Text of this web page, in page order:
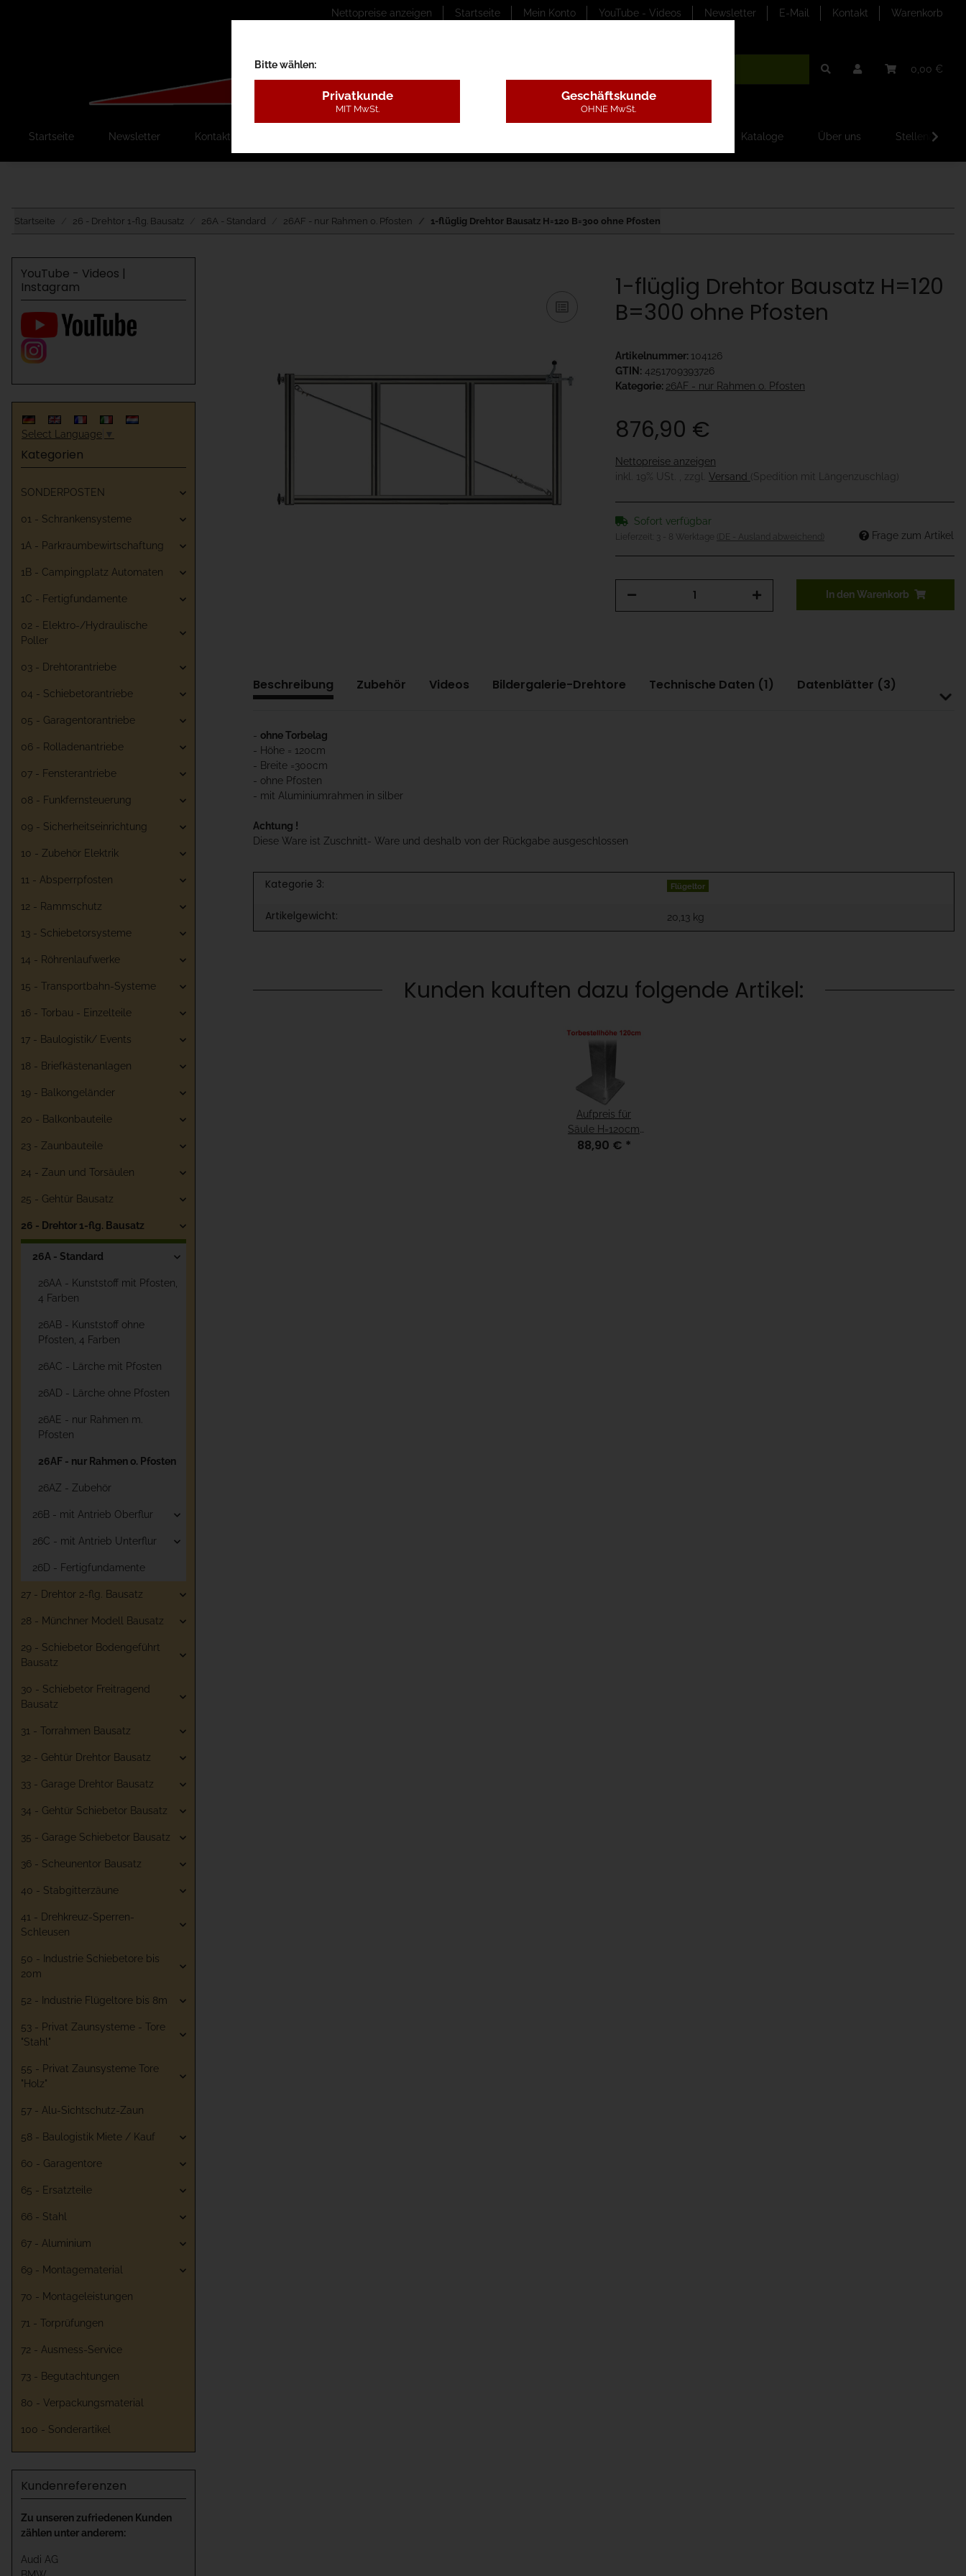
Nettopreise anzeigen Startseite Mein Konto YouTube - Videos Newsletter E-Mail Kontakt Warenkorb
0,00 €
Startseite Newsletter Kontakt Kataloge Über uns
Startseite 26 - Drehtor 1-flg. Bausatz 26A - Standard 26AF - nur Rahmen o. Pfosten 1-flüglig Drehtor Bausatz H=120 B=300 ohne Pfosten
1-flüglig Drehtor Bausatz H=120
B=300 ohne Pfosten
Artikelnummer: 104126
GTIN: 4251709393726
Kategorie: 26AF - nur Rahmen o. Pfosten
876,90 €
Nettopreise anzeigen
inkl. 19% USt. , zzgl. Versand (Spedition mit Längenzuschlag)
Sofort verfügbar
Lieferzeit: 3 - 8 Werktage (DE - Ausland abweichend) Frage zum Artikel
In den Warenkorb
Beschreibung Zubehör Videos Bildergalerie-Drehtore Technische Daten (1) Datenblätter (3)
- ohne Torbelag
- Höhe = 120cm
- Breite =300cm
- ohne Pfosten
- mit Aluminiumrahmen in silber
Achtung !
Diese Ware ist Zuschnitt- Ware und deshalb von der Rückgabe ausgeschlossen
Kategorie 3: Flügeltor
Artikelgewicht: 20,13 kg
Kunden kauften dazu folgende Artikel:
Aufpreis für
Säule H=120cm
zum
88,90 € *
YouTube - Videos |
Instagram
Select Language ▼
Kategorien
SONDERPOSTEN
01 - Schrankensysteme
1A - Parkraumbewirtschaftung
1B - Campingplatz Automaten
1C - Fertigfundamente
02 - Elektro-/Hydraulische
Poller
03 - Drehtorantriebe
04 - Schiebetorantriebe
05 - Garagentorantriebe
06 - Rolladenantriebe
07 - Fensterantriebe
08 - Funkfernsteuerung
09 - Sicherheitseinrichtung
10 - Zubehör Elektrik
11 - Absperrpfosten
12 - Rammschutz
13 - Schiebetorsysteme
14 - Röhrenlaufwerke
15 - Transportbahn-Systeme
16 - Torbau - Einzelteile
17 - Baulogistik/ Events
18 - Briefkästenanlagen
19 - Balkongeländer
20 - Balkonbauteile
23 - Zaunbauteile
24 - Zaun und Torsäulen
25 - Gehtür Bausatz
26 - Drehtor 1-flg. Bausatz
26A - Standard
26AA - Kunststoff mit Pfosten,
4 Farben
26AB - Kunststoff ohne
Pfosten, 4 Farben
26AC - Lärche mit Pfosten
26AD - Lärche ohne Pfosten
26AE - nur Rahmen m.
Pfosten
26AF - nur Rahmen o. Pfosten
26AZ - Zubehör
26B - mit Antrieb Oberflur
26C - mit Antrieb Unterflur
26D - Fertigfundamente
27 - Drehtor 2-flg. Bausatz
28 - Münchner Modell Bausatz
29 - Schiebetor Bodengeführt
Bausatz
30 - Schiebetor Freitragend
Bausatz
31 - Torrahmen Bausatz
32 - Gehtür Drehtor Bausatz
33 - Garage Drehtor Bausatz
34 - Gehtür Schiebetor Bausatz
35 - Garage Schiebetor Bausatz
36 - Scheunentor Bausatz
40 - Stabgitterzäune
41 - Drehkreuz-Sperren-
Schleusen
50 - Industrie Schiebetore bis
20m
52 - Industrie Flügeltore bis 8m
53 - Privat Zaunsysteme - Tore
"Stahl"
55 - Privat Zaunsysteme Tore
"Holz"
57 - Alu-Sichtschutz-Zaun
58 - Baulogistik Miete / Kauf
60 - Garagentore
65 - Ersatzteile
66 - Stahl
67 - Aluminium
69 - Montagematerial
70 - Montageleistungen
71 - Torprüfungen
72 - Ausmess-Service
73 - Begutachtungen
80 - Verpackungsmaterial
100 - Sonderartikel
Kundenreferenzen
Zu unseren zufriedenen Kunden
zählen unter anderem:
Audi AG
Bitte wählen:
Privatkunde
MIT MwSt.
Geschäftskunde
OHNE MwSt.